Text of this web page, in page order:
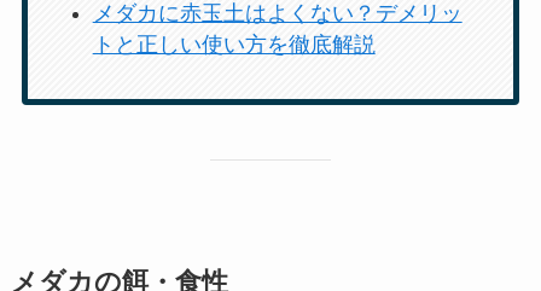
メダカに赤玉土はよくない？デメリッ
トと正しい使い方を徹底解説
メダカの餌・食性